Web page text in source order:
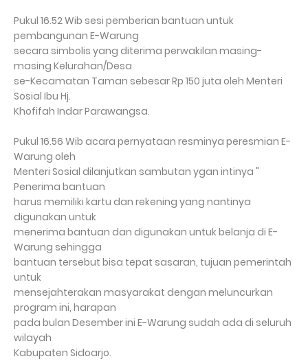
Pukul 16.52 Wib sesi pemberian bantuan untuk
pembangunan E-Warung
secara simbolis yang diterima perwakilan masing-
masing Kelurahan/Desa
se-Kecamatan Taman sebesar Rp 150 juta oleh Menteri
Sosial Ibu Hj.
Khofifah Indar Parawangsa.
Pukul 16.56 Wib acara pernyataan resminya peresmian E-
Warung oleh
Menteri Sosial dilanjutkan sambutan ygan intinya "
Penerima bantuan
harus memiliki kartu dan rekening yang nantinya
digunakan untuk
menerima bantuan dan digunakan untuk belanja di E-
Warung sehingga
bantuan tersebut bisa tepat sasaran, tujuan pemerintah
untuk
mensejahterakan masyarakat dengan meluncurkan
program ini, harapan
pada bulan Desember ini E-Warung sudah ada di seluruh
wilayah
Kabupaten Sidoarjo.